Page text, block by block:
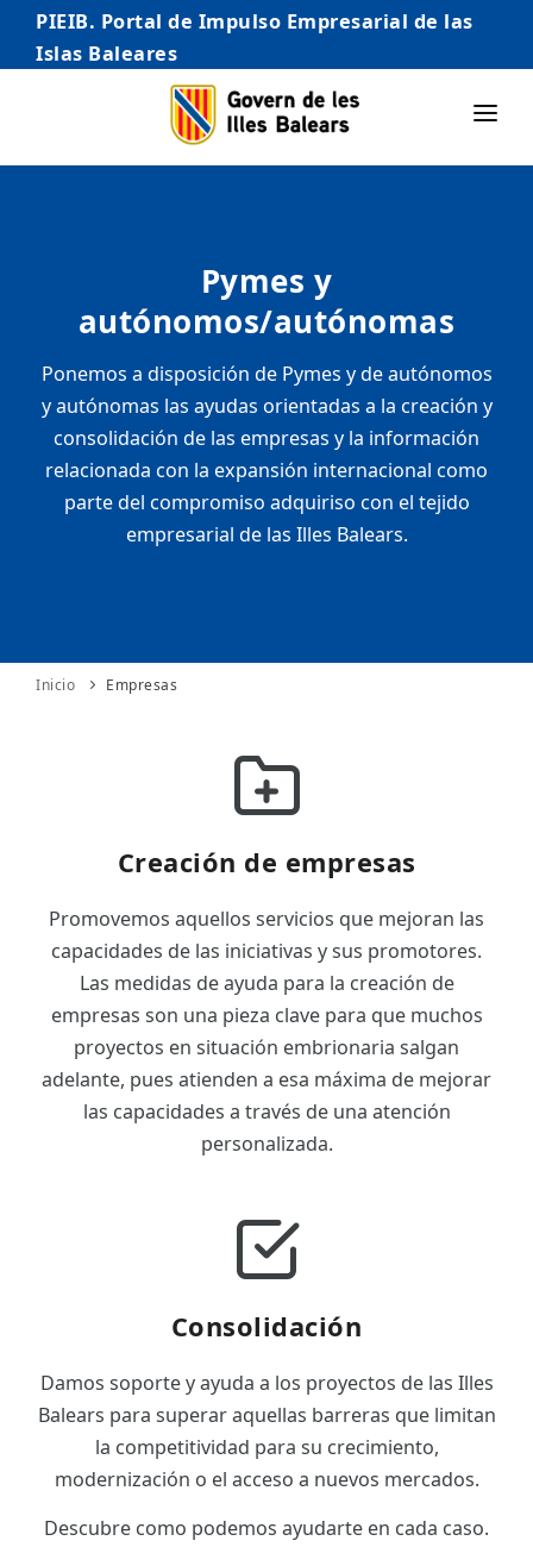
PIEIB. Portal de Impulso Empresarial de las
Islas Baleares
INICIO
AUTÓNOMO/AUTÓNOMA
EMPRENDEDORES
COMERCIO
INTERNACIONALIZACIÓN
STARTUPS AVANZADAS
Pymes y
autónomos/autónomas
Ponemos a disposición de Pymes y de autónomos
y autónomas las ayudas orientadas a la creación y
consolidación de las empresas y la información
relacionada con la expansión internacional como
parte del compromiso adquiriso con el tejido
empresarial de las Illes Balears.
Inicio Empresas
Creación de empresas
Promovemos aquellos servicios que mejoran las
capacidades de las iniciativas y sus promotores.
Las medidas de ayuda para la creación de
empresas son una pieza clave para que muchos
proyectos en situación embrionaria salgan
adelante, pues atienden a esa máxima de mejorar
las capacidades a través de una atención
personalizada.
Consolidación
Damos soporte y ayuda a los proyectos de las Illes
Balears para superar aquellas barreras que limitan
la competitividad para su crecimiento,
modernización o el acceso a nuevos mercados.
Descubre como podemos ayudarte en cada caso.